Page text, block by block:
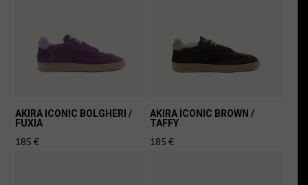
AKIRA ICONIC BOLGHERI /
FUXIA
185 €
AKIRA ICONIC BROWN /
TAFFY
185€